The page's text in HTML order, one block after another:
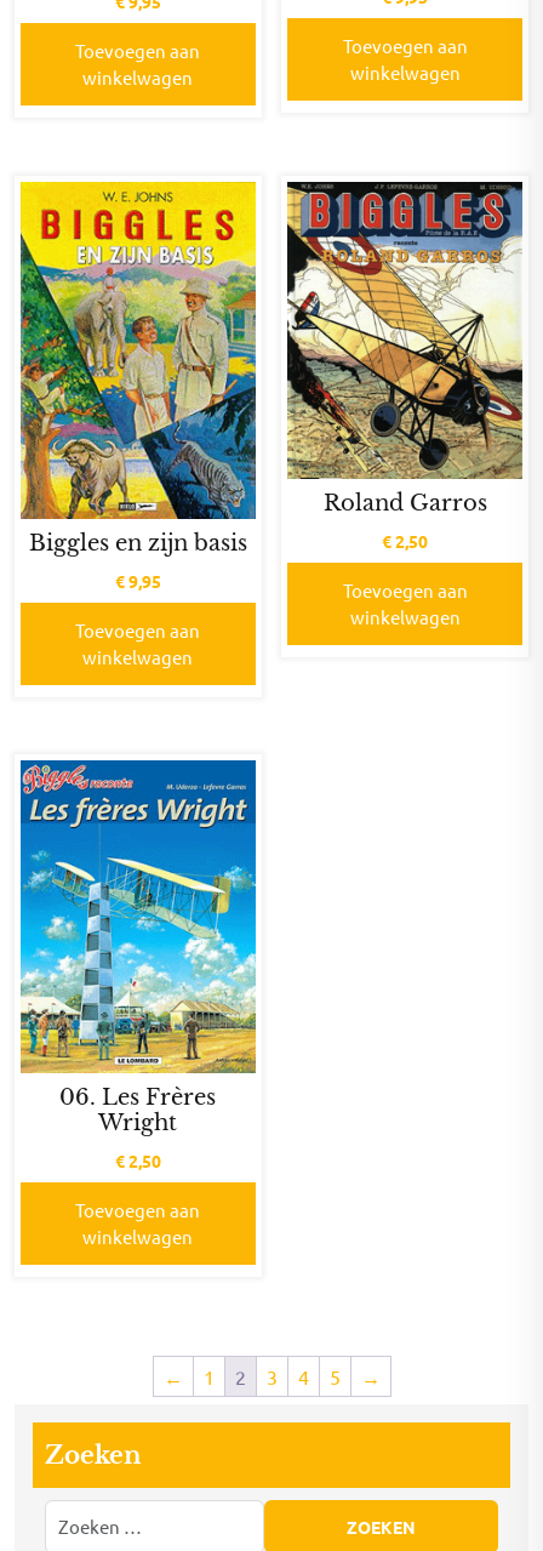
Toevoegen aan
winkelwagen
Toevoegen aan
winkelwagen
Biggles en zijn basis
€9,95
Toevoegen aan
winkelwagen
Roland Garros
€2,50
Toevoegen aan
winkelwagen
06. Les Frères
Wright
€2,50
Toevoegen aan
winkelwagen
← 1 2 3 4 5 →
Zoeken